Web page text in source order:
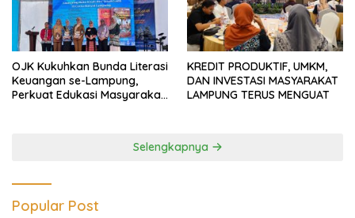
OJK Kukuhkan Bunda Literasi
Keuangan se-Lampung,
Perkuat Edukasi Masyarakat
KREDIT PRODUKTIF, UMKM,
DAN INVESTASI MASYARAKAT
LAMPUNG TERUS MENGUAT
Selengkapnya
Popular Post